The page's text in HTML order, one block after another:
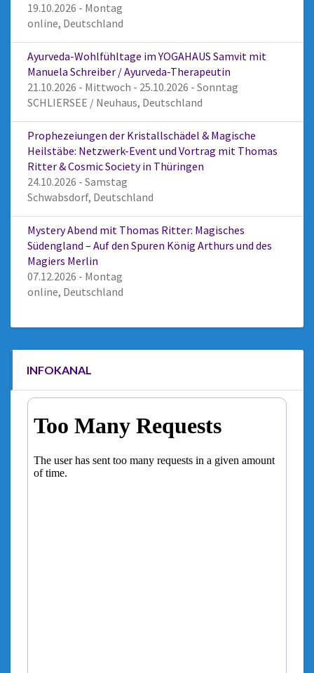
19.10.2026 - Montag
online, Deutschland
Ayurveda-Wohlfühltage im YOGAHAUS Samvit mit
Manuela Schreiber / Ayurveda-Therapeutin
21.10.2026 - Mittwoch - 25.10.2026 - Sonntag
SCHLIERSEE / Neuhaus, Deutschland
Prophezeiungen der Kristallschädel & Magische
Heilstäbe: Netzwerk-Event und Vortrag mit Thomas
Ritter & Cosmic Society in Thüringen
24.10.2026 - Samstag
Schwabsdorf, Deutschland
Mystery Abend mit Thomas Ritter: Magisches
Südengland – Auf den Spuren König Arthurs und des
Magiers Merlin
07.12.2026 - Montag
online, Deutschland
INFOKANAL